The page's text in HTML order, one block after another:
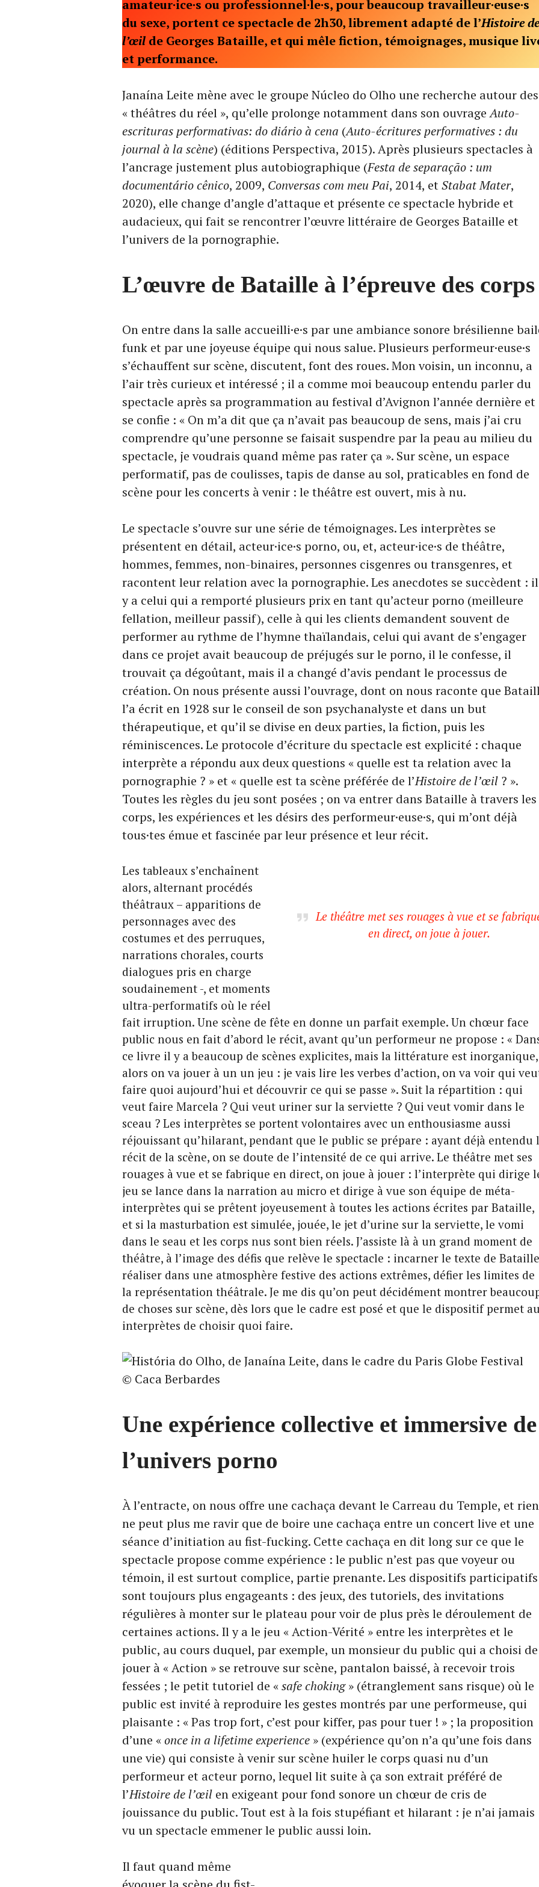
amateur·ice·s ou professionnel·le·s, pour beaucoup travailleur·euse·s
du sexe, portent ce spectacle de 2h30, librement adapté de l’Histoire
l’œil de Georges Bataille, et qui mêle fiction, témoignages, musique
et performance.
Janaína Leite mène avec le groupe Núcleo do Olho une recherche autour des
« théâtres du réel », qu’elle prolonge notamment dans son ouvrageAuto-
escrituras performativas: do diário à cena (Auto-écritures performatives : du
journal à la scène) (éditions Perspectiva, 2015). Après plusieurs spectacles à
l’ancrage justement plus autobiographique (Festa de separação : um
documentário cênico, 2009, Conversas com meu Pai, 2014, etStabat Mater,
2020), elle change d’angle d’attaque et présente ce spectacle hybride et
audacieux, qui fait se rencontrer l’œuvre littéraire de Georges Bataille et
l’univers de la pornographie.
L’œuvre de Bataille à l’épreuve des corps
On entre dans la salle accueilli·e·s par une ambiance sonore brésilienne
funk et par une joyeuse équipe qui nous salue. Plusieurs performeur·euse·s
s’échauffent sur scène, discutent, font des roues. Mon voisin, un inconnu, a
l’air très curieux et intéressé ; il a comme moi beaucoup entendu parler du
spectacle après sa programmation au festival d’Avignon l’année dernière et
se confie : « On m’a dit que ça n’avait pas beaucoup de sens, mais j’ai cru
comprendre qu’une personne se faisait suspendre par la peau au milieu du
spectacle, je voudrais quand même pas rater ça ». Sur scène, un espace
performatif, pas de coulisses, tapis de danse au sol, praticables en fond de
scène pour les concerts à venir : le théâtre est ouvert, mis à nu.
Le spectacle s’ouvre sur une série de témoignages. Les interprètes se
présentent en détail, acteur·ice·s porno, ou, et, acteur·ice·s de théâtre,
hommes, femmes, non-binaires, personnes cisgenres ou transgenres, et
racontent leur relation avec la pornographie. Les anecdotes se succèdent : il
y a celui qui a remporté plusieurs prix en tant qu’acteur porno (meilleure
fellation, meilleur passif), celle à qui les clients demandent souvent de
performer au rythme de l’hymne thaïlandais, celui qui avant de s’engager
dans ce projet avait beaucoup de préjugés sur le porno, il le confesse, il
trouvait ça dégoûtant, mais il a changé d’avis pendant le processus de
création. On nous présente aussi l’ouvrage, dont on nous raconte que
l’a écrit en 1928 sur le conseil de son psychanalyste et dans un but
thérapeutique, et qu’il se divise en deux parties, la fiction, puis les
réminiscences. Le protocole d’écriture du spectacle est explicité : chaque
interprète a répondu aux deux questions « quelle est ta relation avec la
pornographie ? » et « quelle est ta scène préférée de l’Histoire de l’œil ? ».
Toutes les règles du jeu sont posées ; on va entrer dans Bataille à travers les
corps, les expériences et les désirs des performeur·euse·s, qui m’ont déjà
tous·tes émue et fascinée par leur présence et leur récit.
Le théâtre met ses rouages à vue et se
en direct, on joue à jouer.
Les tableaux s’enchaînent
alors, alternant procédés
théâtraux – apparitions de
personnages avec des
costumes et des perruques,
narrations chorales, courts
dialogues pris en charge
soudainement -, et moments
ultra-performatifs où le réel
fait irruption. Une scène de fête en donne un parfait exemple. Un chœur face
public nous en fait d’abord le récit, avant qu’un performeur ne propose : «
ce livre il y a beaucoup de scènes explicites, mais la littérature est inorganique,
alors on va jouer à un un jeu : je vais lire les verbes d’action, on va voir qui
faire quoi aujourd’hui et découvrir ce qui se passe ». Suit la répartition : qui
veut faire Marcela ? Qui veut uriner sur la serviette ? Qui veut vomir dans le
sceau ? Les interprètes se portent volontaires avec un enthousiasme aussi
réjouissant qu’hilarant, pendant que le public se prépare : ayant déjà entendu
récit de la scène, on se doute de l’intensité de ce qui arrive. Le théâtre met ses
rouages à vue et se fabrique en direct, on joue à jouer : l’interprète qui dirige
jeu se lance dans la narration au micro et dirige à vue son équipe de méta-
interprètes qui se prêtent joyeusement à toutes les actions écrites par Bataille,
et si la masturbation est simulée, jouée, le jet d’urine sur la serviette, le vomi
dans le seau et les corps nus sont bien réels. J’assiste là à un grand moment de
théâtre, à l’image des défis que relève le spectacle : incarner le texte de
réaliser dans une atmosphère festive des actions extrêmes, défier les limites de
la représentation théâtrale. Je me dis qu’on peut décidément montrer
de choses sur scène, dès lors que le cadre est posé et que le dispositif permet
interprètes de choisir quoi faire.
© Caca Berbardes
Une expérience collective et immersive de
l’univers porno
À l’entracte, on nous offre une cachaça devant le Carreau du Temple, et rien
ne peut plus me ravir que de boire une cachaça entre un concert live et une
séance d’initiation au fist-fucking. Cette cachaça en dit long sur ce que le
spectacle propose comme expérience : le public n’est pas que voyeur ou
témoin, il est surtout complice, partie prenante. Les dispositifs participatifs
sont toujours plus engageants : des jeux, des tutoriels, des invitations
régulières à monter sur le plateau pour voir de plus près le déroulement de
certaines actions. Il y a le jeu « Action-Vérité » entre les interprètes et le
public, au cours duquel, par exemple, un monsieur du public qui a choisi de
jouer à « Action » se retrouve sur scène, pantalon baissé, à recevoir trois
fessées ; le petit tutoriel de «safe choking» (étranglement sans risque) où le
public est invité à reproduire les gestes montrés par une performeuse, qui
plaisante : « Pas trop fort, c’est pour kiffer, pas pour tuer ! » ; la proposition
d’une «once in a lifetime experience » (expérience qu’on n’a qu’une fois dans
une vie) qui consiste à venir sur scène huiler le corps quasi nu d’un
performeur et acteur porno, lequel lit suite à ça son extrait préféré de
l’Histoire de l’œil en exigeant pour fond sonore un chœur de cris de
jouissance du public. Tout est à la fois stupéfiant et hilarant : je n’ai jamais
vu un spectacle emmener le public aussi loin.
Il faut quand même